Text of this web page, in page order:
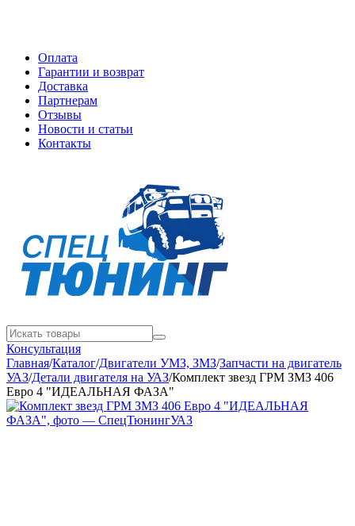
Оплата
Гарантии и возврат
Доставка
Партнерам
Отзывы
Новости и статьи
Контакты
Консультация
Главная/Каталог/Двигатели УМЗ, ЗМЗ/Запчасти на двигатель
УАЗ/Детали двигателя на УАЗ/Комплект звезд ГРМ ЗМЗ 406
Евро 4 "ИДЕАЛЬНАЯ ФАЗА"